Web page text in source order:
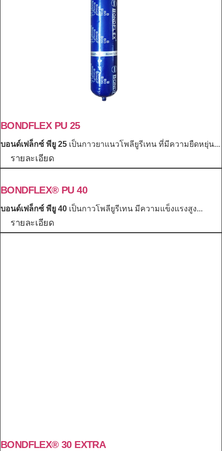
BONDFLEX PU 25
บอนด์เฟล็กซ์ พียู 25 เป็นกาวยาแนวโพลียูรีเทน ที่มีความยืดหยุ่น...
รายละเอียด
BONDFLEX® PU 40
บอนด์เฟล็กซ์ พียู 40 เป็นกาวโพลียูรีเทน มีความแข็งแรงสูง...
รายละเอียด
BONDFLEX® 30 EXTRA